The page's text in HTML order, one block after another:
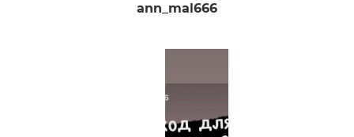
ann_mal666